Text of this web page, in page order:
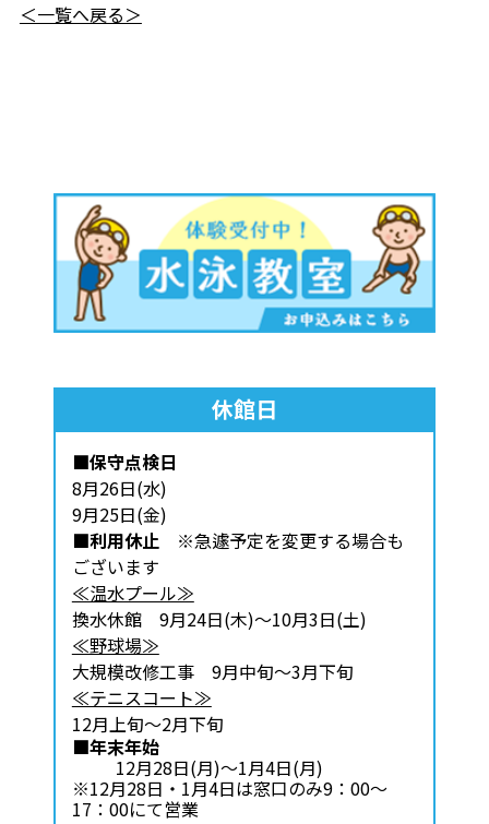
＜一覧へ戻る＞
休館日
■保守点検日
8月26日(水)
9月25日(金)
■利用休止 ※急遽予定を変更する場合も
ございます
≪温水プール≫
換水休館 9月24日(木)～10月3日(土)
≪野球場≫
大規模改修工事 9月中旬～3月下旬
≪テニスコート≫
12月上旬～2月下旬
■年末年始
12月28日(月)～1月4日(月)
※12月28日・1月4日は窓口のみ9：00～
17：00にて営業